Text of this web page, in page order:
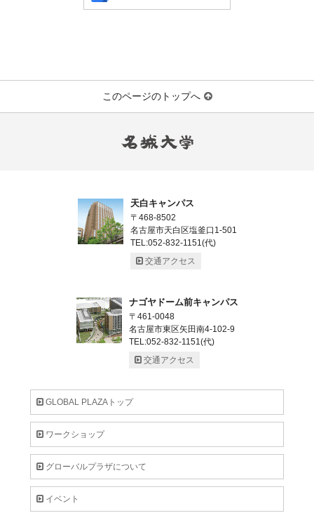
このページのトップへ
天白キャンパス
〒468-8502
名古屋市天白区塩釜口1-501
TEL:052-832-1151(代)
交通アクセス
ナゴヤドーム前キャンパス
〒461-0048
名古屋市東区矢田南4-102-9
TEL:052-832-1151(代)
交通アクセス
GLOBAL PLAZAトップ
ワークショップ
グローバルプラザについて
イベント